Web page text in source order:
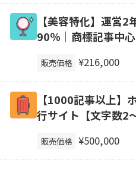
【美容特化】運営
90％｜商標記事中
販売価格 ¥216,000
【1000記事以上】
行サイト【文字数2
販売価格 ¥500,000